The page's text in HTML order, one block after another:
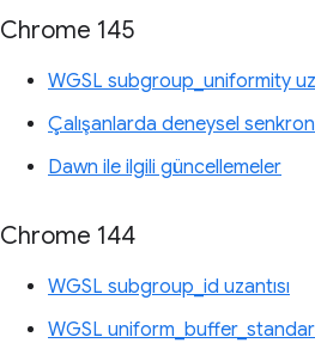
Chrome 145
WGSL subgroup_uniformity
Çalışanlarda deneysel
Dawn ile ilgili güncellemeler
Chrome 144
WGSL subgroup_id uzantısı
WGSL